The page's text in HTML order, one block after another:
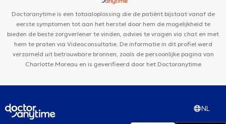
Doctoranytime is een totaaloplossing die de patiënt bijstaat vanaf de
eerste symptomen tot aan het herstel door hem de mogelijkheid te
bieden de beste zorgverlener te vinden, advies te vragen via chat en met
hem te praten via Videoconsultatie. De informatie in dit profiel werd
verzameld uit betrouwbare bronnen, zoals de persoonlijke pagina van
Charlotte Moreau en is geverifieerd door het Doctoranytime
NL